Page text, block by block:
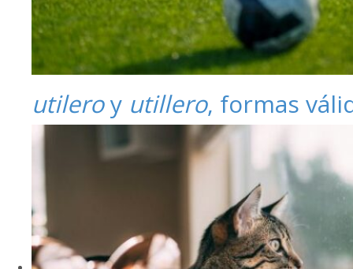
utileroy utillero, formas